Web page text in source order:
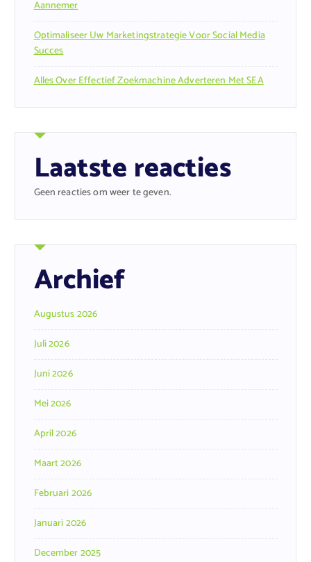
Aannemer
Optimaliseer Uw Marketingstrategie Voor Social Media
Succes
Alles Over Effectief Zoekmachine Adverteren Met SEA
Laatste reacties
Geen reacties om weer te geven.
Archief
Augustus 2026
Juli 2026
Juni 2026
Mei 2026
April 2026
Maart 2026
Februari 2026
Januari 2026
December 2025